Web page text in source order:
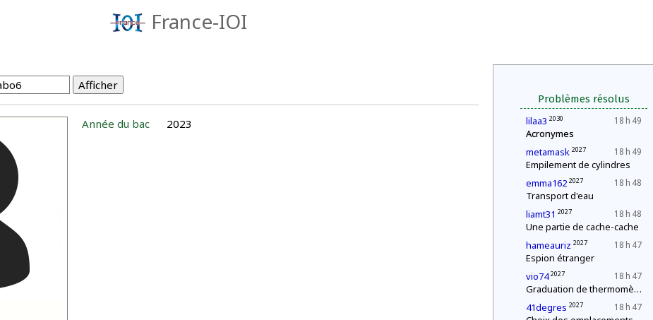
France-IOI
Problèmes résolus
18 h 49
lilaa3 2030
Acronymes
18 h 49
metamask 2027
Empilement de cylindres
18 h 48
emma162 2027
Transport d'eau
18 h 48
liamt31 2027
Une partie de cache-cache
18 h 47
hameauriz 2027
Espion étranger
18 h 47
vio74 2027
Graduation de thermomètres
18 h 47
41degres 2027
Année du bac 2023